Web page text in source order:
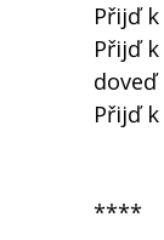
Přijď
Přijď
Přijď
****